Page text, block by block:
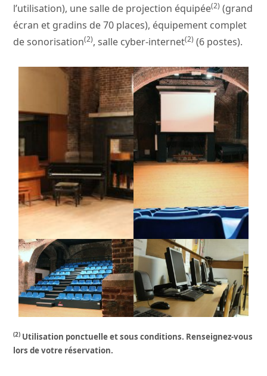
l’utilisation), une salle de projection équipée(2) (grand
écran et gradins de 70 places), équipement complet
de sonorisation(2), salle cyber-internet(2) (6 postes).
(2) Utilisation ponctuelle et sous conditions. Renseignez-vous
lors de votre réservation.